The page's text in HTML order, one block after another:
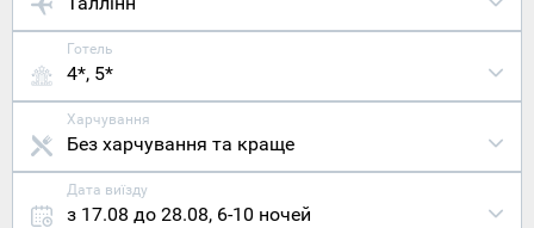
Готель
4*, 5*
Харчування
Без харчування та краще
Дата виїзду
з 17.08 до 28.08, 6-10 ночей